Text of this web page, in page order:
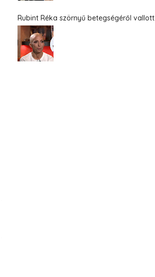
Rubint Réka szörnyű betegségéről vallott